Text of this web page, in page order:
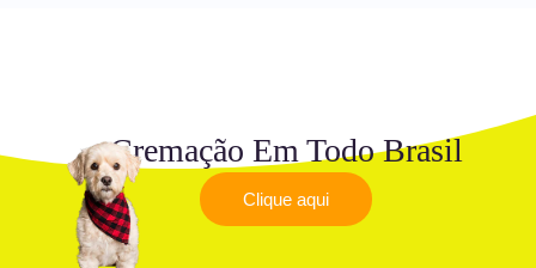
Cremação Em Todo Brasil
Clique aqui